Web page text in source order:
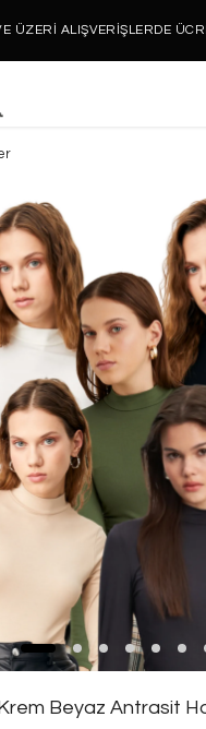
ÜZERİ ALIŞVERİŞLERDE
Beyaz Antrasit